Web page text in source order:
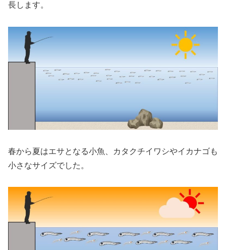
長します。
春から夏はエサとなる小魚、カタクチイワシやイカナゴも
小さなサイズでした。